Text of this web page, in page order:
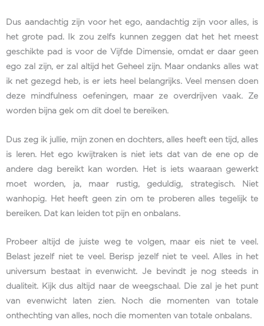
Dus aandachtig zijn voor het ego, aandachtig zijn voor alles, is
het grote pad. Ik zou zelfs kunnen zeggen dat het het meest
geschikte pad is voor de Vijfde Dimensie, omdat er daar geen
ego zal zijn, er zal altijd het Geheel zijn. Maar ondanks alles wat
ik net gezegd heb, is er iets heel belangrijks. Veel mensen doen
deze mindfulness oefeningen, maar ze overdrijven vaak. Ze
worden bijna gek om dit doel te bereiken.
Dus zeg ik jullie, mijn zonen en dochters, alles heeft een tijd, alles
is leren. Het ego kwijtraken is niet iets dat van de ene op de
andere dag bereikt kan worden. Het is iets waaraan gewerkt
moet worden, ja, maar rustig, geduldig, strategisch. Niet
wanhopig. Het heeft geen zin om te proberen alles tegelijk te
bereiken. Dat kan leiden tot pijn en onbalans.
Probeer altijd de juiste weg te volgen, maar eis niet te veel.
Belast jezelf niet te veel. Berisp jezelf niet te veel. Alles in het
universum bestaat in evenwicht. Je bevindt je nog steeds in
dualiteit. Kijk dus altijd naar de weegschaal. Die zal je het punt
van evenwicht laten zien. Noch die momenten van totale
onthechting van alles, noch die momenten van totale onbalans.